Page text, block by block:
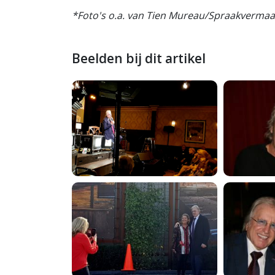
*Foto's o.a. van Tien Mureau/
Beelden bij dit artikel